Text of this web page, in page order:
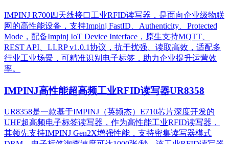
IMPINJ R700四天线接口工业RFID读写器，是面向企业级物联
网的高性能设备，支持Impinj FastID、Authenticity、Protected
Mode，配备Impinj IoT Device Interface，原生支持MQTT、
REST API、LLRP v1.0.1协议，抗干扰强、读取高效，适配多
行业工业场景，可精准识别电子标签，助力企业提升运营效
率。
IMPINJ高性能超高频工业RFID读写器UR8358
UR8358是一款基于IMPINJ（英频杰）E710芯片深度开发的
UHF超高频电子标签读写器，作为高性能工业RFID读写器，
其领先支持IMPINJ Gen2X增强性能，支持密集读写器模式